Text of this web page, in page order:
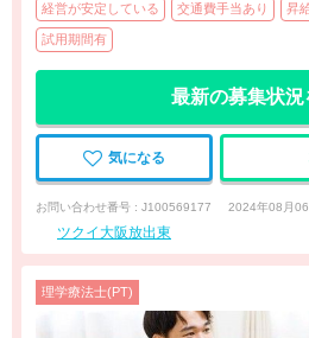
経営が安定している 交通費手当あり 昇
試用期間有
最新の募集状況
気になる
お問い合わせ番号 : J100569177 2024年08月
ツクイ大阪放出東
理学療法士(PT)